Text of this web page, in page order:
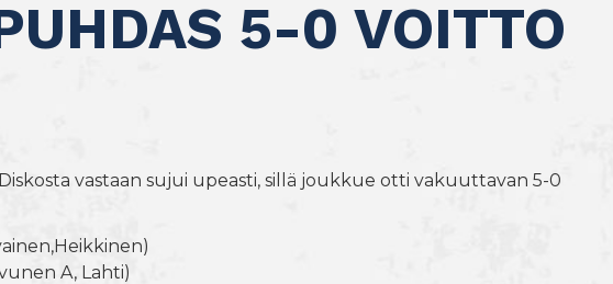
5-0 VOITTO
vastaan sujui upeasti, sillä joukkue otti vakuuttavan 5-0
A, Lahti)